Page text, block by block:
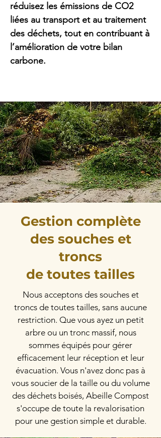
réduisez les émissions de CO2
liées au transport et au traitement
des déchets, tout en contribuant à
l’amélioration de votre bilan
carbone.
Gestion complète
des souches et
troncs
de toutes tailles
Nous acceptons des souches et
troncs de toutes tailles, sans aucune
restriction. Que vous ayez un petit
arbre ou un tronc massif, nous
sommes équipés pour gérer
efficacement leur réception et leur
évacuation. Vous n'avez donc pas à
vous soucier de la taille ou du volume
des déchets boisés, Abeille Compost
s'occupe de toute la revalorisation
pour une gestion simple et durable.